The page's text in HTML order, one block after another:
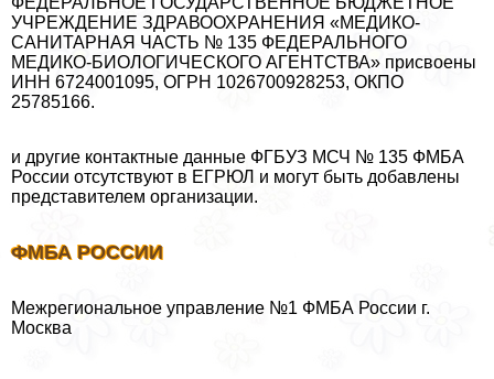
УЧРЕЖДЕНИЕ ЗДРАВООХРАНЕНИЯ «МЕДИКО-
САНИТАРНАЯ ЧАСТЬ № 135 ФЕДЕРАЛЬНОГО
МЕДИКО-БИОЛОГИЧЕСКОГО АГЕНТСТВА» присвоены
ИНН 6724001095, ОГРН 1026700928253, ОКПО
25785166.
и другие контактные данные ФГБУЗ МСЧ № 135 ФМБА
России отсутствуют в ЕГРЮЛ и могут быть добавлены
представителем организации.
ФМБА РОССИИ
Межрегиональное управление №1 ФМБА России г.
Москва